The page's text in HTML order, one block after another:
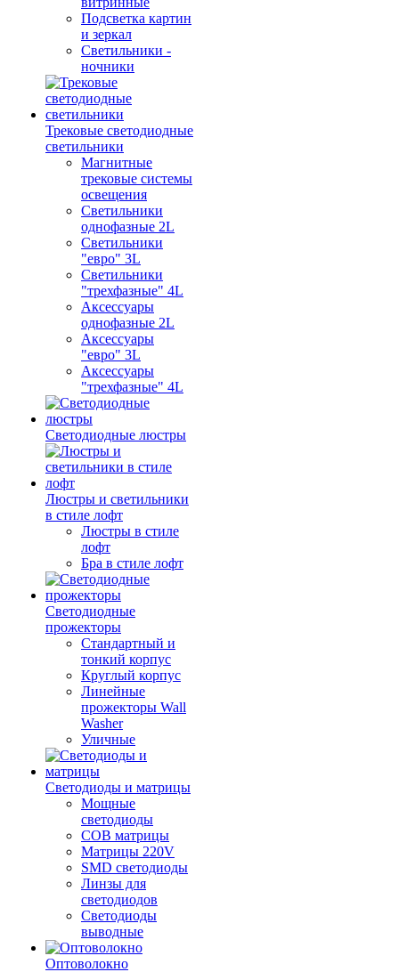
Подсветка картин
и зеркал
Светильники -
ночники
Трековые светодиодные
светильники
Магнитные
трековые системы
освещения
Светильники
однофазные 2L
Светильники
"евро" 3L
Светильники
"трехфазные" 4L
Аксессуары
однофазные 2L
Аксессуары
"евро" 3L
Аксессуары
"трехфазные" 4L
Светодиодные люстры
Люстры и светильники
в стиле лофт
Люстры в стиле
лофт
Бра в стиле лофт
Светодиодные
прожекторы
Стандартный и
тонкий корпус
Круглый корпус
Линейные
прожекторы Wall
Washer
Уличные
Светодиоды и матрицы
Мощные
светодиоды
COB матрицы
Матрицы 220V
SMD светодиоды
Линзы для
светодиодов
Светодиоды
выводные
Оптоволокно